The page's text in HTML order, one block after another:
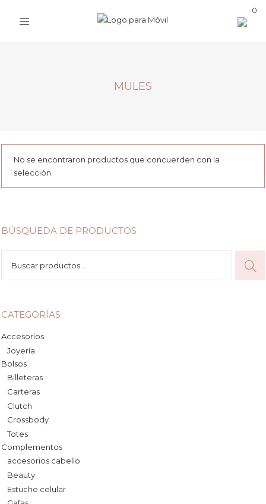
0
MULES
No se encontraron productos que concuerden con la
selección.
BÚSQUEDA DE PRODUCTOS
por:
CATEGORÍAS
Accesorios
Joyería
Bolsos
Billeteras
Carteras
Clutch
Crossbody
Totes
Complementos
accesorios cabello
Beauty
Estuche celular